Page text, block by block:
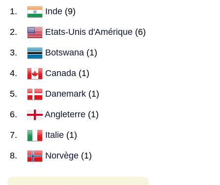
Inde (9)
Etats-Unis d'Amérique (6)
Botswana (1)
Canada (1)
Danemark (1)
Angleterre (1)
Italie (1)
Norvège (1)